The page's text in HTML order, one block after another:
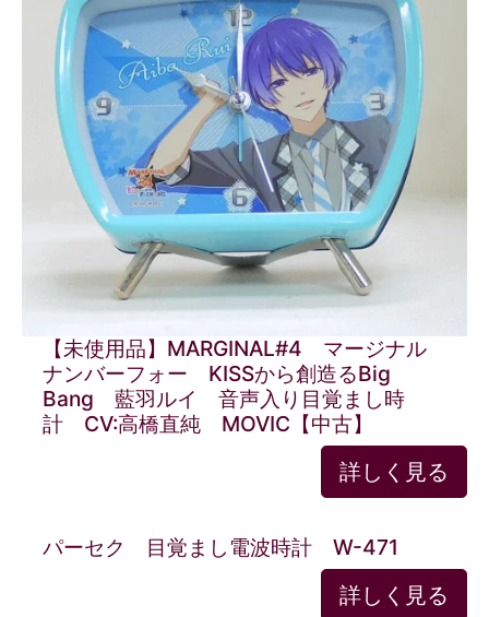
【未使用品】MARGINAL#4 マージナル
ナンバーフォー KISSから創造るBig
Bang 藍羽ルイ 音声入り目覚まし時
計 CV:高橋直純 MOVIC【中古】
詳しく見る
パーセク 目覚まし電波時計 W-471
詳しく見る